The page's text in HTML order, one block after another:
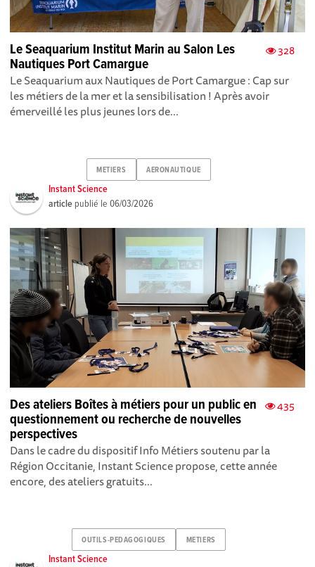
328
Le Seaquarium Institut Marin au Salon Les
Nautiques Port Camargue
Le Seaquarium aux Nautiques de Port Camargue : Cap sur
les métiers de la mer et la sensibilisation ! Après avoir
émerveillé les plus jeunes lors de...
METIERS AERONAUTIQUE
Instant Science
article publié le06/03/2026
435
Des ateliers Boîtes à métiers pour un public en
questionnement ou recherche de nouvelles
perspectives
Dans le cadre du dispositif Info Métiers soutenu par la
Région Occitanie, Instant Science propose, cette année
encore, des ateliers gratuits...
OUTILS-PEDAGOGIQUES METIERS
Instant Science